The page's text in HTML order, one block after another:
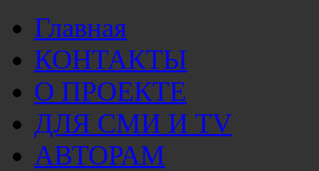
Главная
КОНТАКТЫ
О ПРОЕКТЕ
ДЛЯ СМИ И TV
АВТОРАМ